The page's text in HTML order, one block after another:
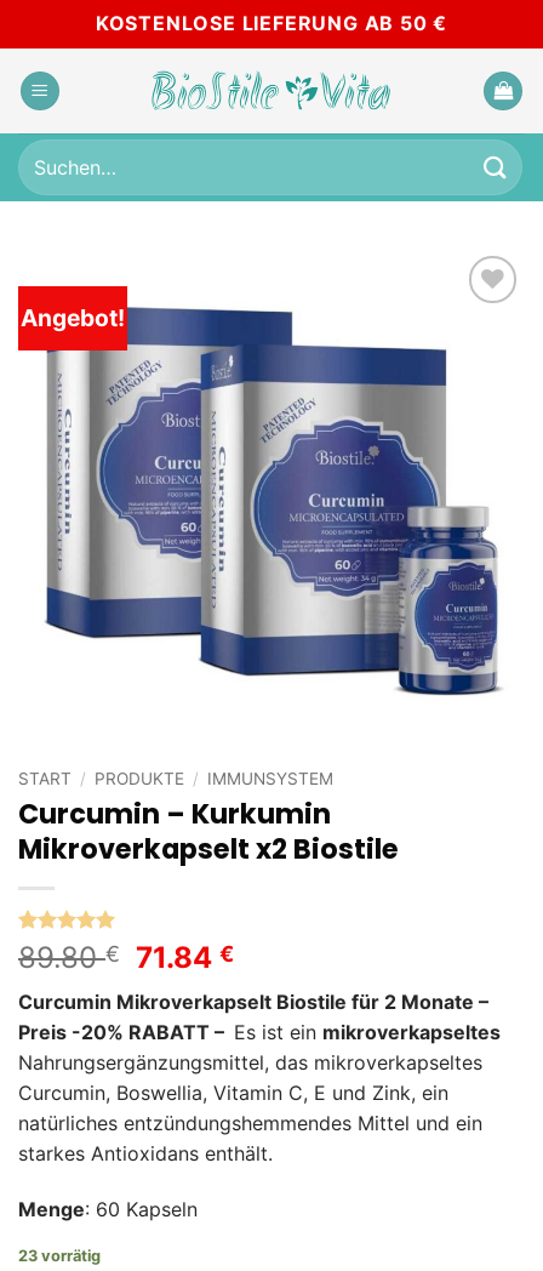
Inhalt
springen
KOSTENLOSE LIEFERUNG AB 50 €
Suchen
nach:
Angebot!
START / PRODUKTE / IMMUNSYSTEM
Curcumin – Kurkumin
Mikroverkapselt x2 Biostile
Bewertet
mit5von
auf
1
Kundenbewertung
89.80€
Ursprünglicher
Preis
war:
89.80 €
71.84€Aktueller
Preis
ist:
71.84 €.
Curcumin Mikroverkapselt Biostile für 2 Monate –
Preis -20% RABATT – Es ist ein mikroverkapseltes
Nahrungsergänzungsmittel, das mikroverkapseltes
Curcumin, Boswellia, Vitamin C, E und Zink, ein
natürliches entzündungshemmendes Mittel und ein
starkes Antioxidans enthält.
Menge: 60 Kapseln
23 vorrätig